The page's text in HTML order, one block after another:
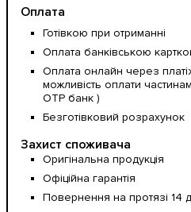
Оплата
Готівкою при отриманні
Оплата банківською
Оплата онлайн через
можливість оплати
OTP банк )
Безготівковий розрахунок
Захист споживача
Оригінальна продукція
Офіційна гарантія
Повернення на протязі 14